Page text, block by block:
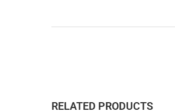
RELATED PRODUCTS